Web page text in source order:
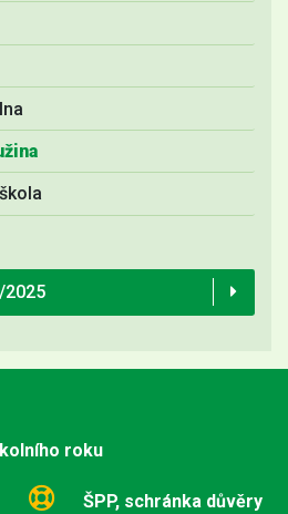
2025
roku
ŠPP, schránka důvěry